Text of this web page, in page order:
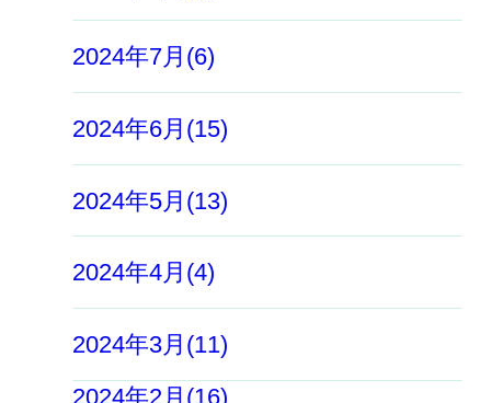
2024年7月(6)
2024年6月(15)
2024年5月(13)
2024年4月(4)
2024年3月(11)
2024年2月(16)